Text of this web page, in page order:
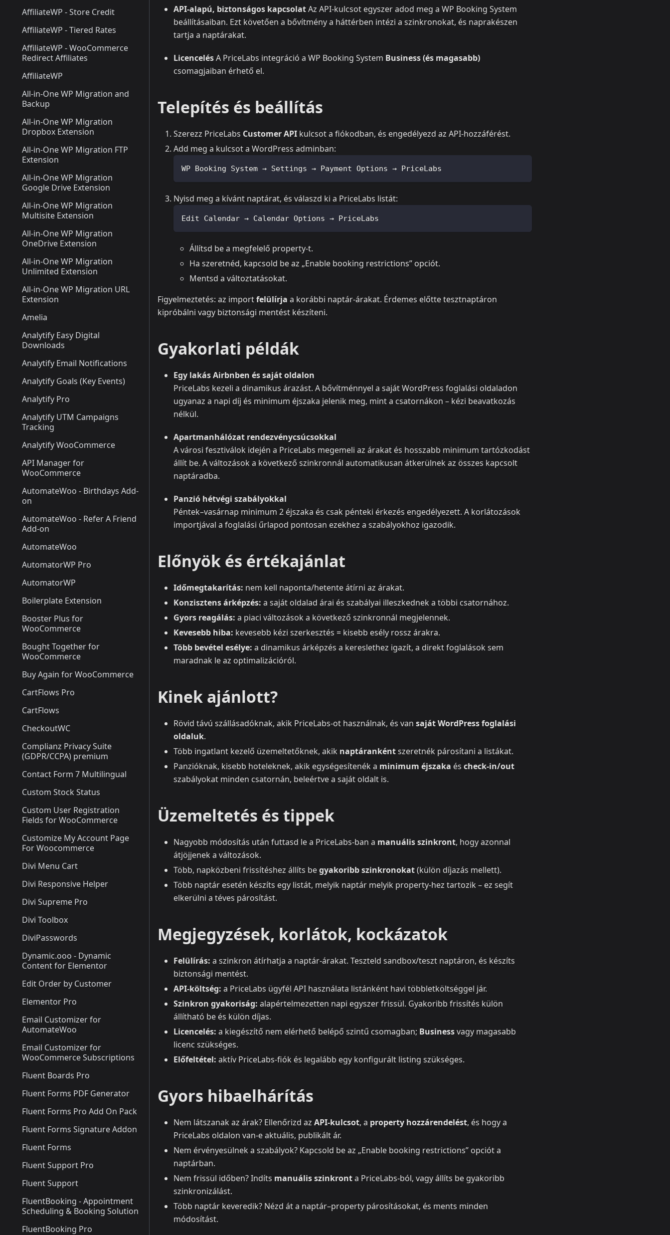
AffiliateWP - Store Credit
AffiliateWP - Tiered Rates
AffiliateWP - WooCommerce
Redirect Affiliates
AffiliateWP
All-in-One WP Migration and
Backup
All-in-One WP Migration
Dropbox Extension
All-in-One WP Migration FTP
Extension
All-in-One WP Migration
Google Drive Extension
All-in-One WP Migration
Multisite Extension
All-in-One WP Migration
OneDrive Extension
All-in-One WP Migration
Unlimited Extension
All-in-One WP Migration URL
Extension
Amelia
Analytify Easy Digital
Downloads
Analytify Email Notifications
Analytify Goals (Key Events)
Analytify Pro
Analytify UTM Campaigns
Tracking
Analytify WooCommerce
API Manager for
WooCommerce
AutomateWoo - Birthdays Add-
on
AutomateWoo - Refer A Friend
Add-on
AutomateWoo
AutomatorWP Pro
AutomatorWP
Boilerplate Extension
Booster Plus for
WooCommerce
Bought Together for
WooCommerce
Buy Again for WooCommerce
CartFlows Pro
CartFlows
CheckoutWC
Complianz Privacy Suite
(GDPR/CCPA) premium
Contact Form 7 Multilingual
Custom Stock Status
Custom User Registration
Fields for WooCommerce
Customize My Account Page
For Woocommerce
Divi Menu Cart
Divi Responsive Helper
Divi Supreme Pro
Divi Toolbox
DiviPasswords
Dynamic.ooo - Dynamic
Content for Elementor
Edit Order by Customer
Elementor Pro
Email Customizer for
AutomateWoo
Email Customizer for
WooCommerce Subscriptions
Fluent Boards Pro
Fluent Forms PDF Generator
Fluent Forms Pro Add On Pack
Fluent Forms Signature Addon
Fluent Forms
Fluent Support Pro
Fluent Support
FluentBooking - Appointment
Scheduling & Booking Solution
FluentBooking Pro
API‑alapú, biztonságos kapcsolatAz API-kulcsot egyszer adod meg a WP Booking System
beállításaiban. Ezt követően a bővítmény a háttérben intézi a szinkronokat, és naprakészen
tartja a naptárakat.
LicencelésA PriceLabs integráció a WP Booking System Business (és magasabb)
csomagjaiban érhető el.
Telepítés és beállítás
Szerezz PriceLabs Customer API kulcsot a fiókodban, és engedélyezd az API-hozzáférést.
Add meg a kulcsot a WordPress adminban:
WP Booking System → Settings → Payment Options → PriceLabs
Nyisd meg a kívánt naptárat, és válaszd ki a PriceLabs listát:
Edit Calendar → Calendar Options → PriceLabs
Állítsd be a megfelelő property-t.
Ha szeretnéd, kapcsold be az „Enable booking restrictions” opciót.
Mentsd a változtatásokat.
Figyelmeztetés: az importfelülírja a korábbi naptár-árakat. Érdemes előtte tesztnaptáron
kipróbálni vagy biztonsági mentést készíteni.
Gyakorlati példák
Egy lakás Airbnben és saját oldalon
PriceLabs kezeli a dinamikus árazást. A bővítménnyel a saját WordPress foglalási oldaladon
ugyanaz a napi díj és minimum éjszaka jelenik meg, mint a csatornákon – kézi beavatkozás
nélkül.
Apartmanhálózat rendezvénycsúcsokkal
A városi fesztiválok idején a PriceLabs megemeli az árakat és hosszabb minimum tartózkodást
állít be. A változások a következő szinkronnál automatikusan átkerülnek az összes kapcsolt
naptáradba.
Panzió hétvégi szabályokkal
Péntek–vasárnap minimum 2 éjszaka és csak pénteki érkezés engedélyezett. A korlátozások
importjával a foglalási űrlapod pontosan ezekhez a szabályokhoz igazodik.
Előnyök és értékajánlat
Időmegtakarítás: nem kell naponta/hetente átírni az árakat.
Konzisztens árképzés: a saját oldalad árai és szabályai illeszkednek a többi csatornához.
Gyors reagálás: a piaci változások a következő szinkronnál megjelennek.
Kevesebb hiba: kevesebb kézi szerkesztés = kisebb esély rossz árakra.
Több bevétel esélye: a dinamikus árképzés a kereslethez igazít, a direkt foglalások sem
maradnak le az optimalizációról.
Kinek ajánlott?
Rövid távú szállásadóknak, akik PriceLabs-ot használnak, és van saját WordPress foglalási
oldaluk.
Több ingatlant kezelő üzemeltetőknek, akik naptárankéntszeretnék párosítani a listákat.
Panzióknak, kisebb hoteleknek, akik egységesítenék a minimum éjszaka és check-in/out
szabályokat minden csatornán, beleértve a saját oldalt is.
Üzemeltetés és tippek
Nagyobb módosítás után futtasd le a PriceLabs-ban a manuális szinkront, hogy azonnal
átjöjjenek a változások.
Több, napközbeni frissítéshez állíts begyakoribb szinkronokat(külön díjazás mellett).
Több naptár esetén készíts egy listát, melyik naptár melyik property-hez tartozik – ez segít
elkerülni a téves párosítást.
Megjegyzések, korlátok, kockázatok
Felülírás: a szinkron átírhatja a naptár-árakat. Teszteld sandbox/teszt naptáron, és készíts
biztonsági mentést.
API-költség: a PriceLabs ügyfél API használata listánként havi többletköltséggel jár.
Szinkron gyakoriság: alapértelmezetten napi egyszer frissül. Gyakoribb frissítés külön
állítható be és külön díjas.
Licencelés: a kiegészítő nem elérhető belépő szintű csomagban; Businessvagy magasabb
licenc szükséges.
Előfeltétel: aktív PriceLabs-fiók és legalább egy konfigurált listing szükséges.
Gyors hibaelhárítás
Nem látszanak az árak? Ellenőrizd az API-kulcsot, a property hozzárendelést, és hogy a
PriceLabs oldalon van-e aktuális, publikált ár.
Nem érvényesülnek a szabályok? Kapcsold be az „Enable booking restrictions” opciót a
naptárban.
Nem frissül időben? Indíts manuális szinkronta PriceLabs-ból, vagy állíts be gyakoribb
szinkronizálást.
Több naptár keveredik? Nézd át a naptár–property párosításokat, és ments minden
módosítást.